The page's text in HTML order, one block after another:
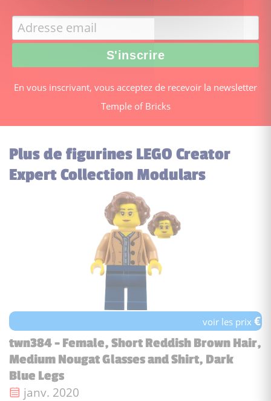
En vous inscrivant, vous acceptez de recevoir la newsletter
Temple of Bricks
Plus de figurines LEGO Creator
Expert Collection Modulars
voir les prix€
twn384 - Female, Short Reddish Brown Hair,
Medium Nougat Glasses and Shirt, Dark
Blue Legs
Date de sortie :
janv. 2020